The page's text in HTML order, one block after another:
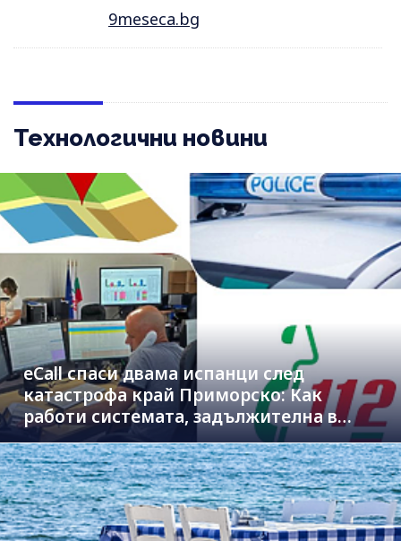
9meseca.bg
Технологични новини
eCall спаси двама испанци след
катастрофа край Приморско: Как
работи системата, задължителна в
новите коли